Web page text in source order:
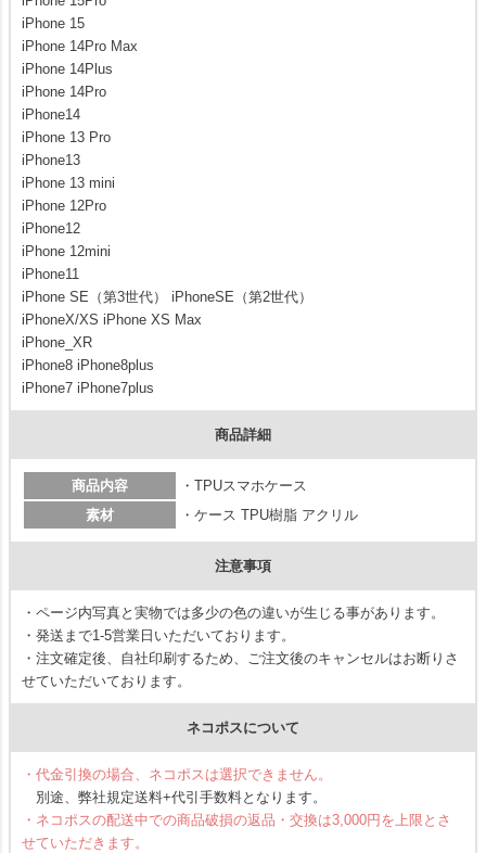
iPhone 15
iPhone 14Pro Max
iPhone 14Plus
iPhone 14Pro
iPhone14
iPhone 13 Pro
iPhone13
iPhone 13 mini
iPhone 12Pro
iPhone12
iPhone 12mini
iPhone11
iPhone SE（第3世代） iPhoneSE（第2世代）
iPhoneX/XS iPhone XS Max
iPhone_XR
iPhone8 iPhone8plus
iPhone7 iPhone7plus
商品詳細
商品内容
・TPUスマホケース
素材
・ケース TPU樹脂 アクリル
注意事項
・ページ内写真と実物では多少の色の違いが生じる事があります。
・発送まで1-5営業日いただいております。
・注文確定後、自社印刷するため、ご注文後のキャンセルはお断りさ
せていただいております。
ネコポスについて
・代金引換の場合、ネコポスは選択できません。
別途、弊社規定送料+代引手数料となります。
・ネコポスの配送中での商品破損の返品・交換は3,000円を上限とさ
せていただきます。